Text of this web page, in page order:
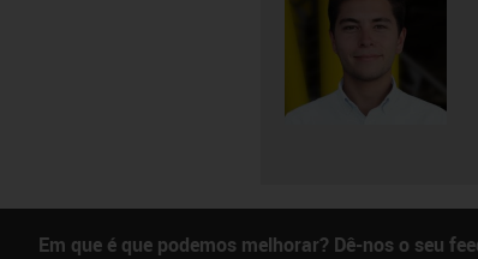
Em que é que podemos melhorar? Dê-nos o seu